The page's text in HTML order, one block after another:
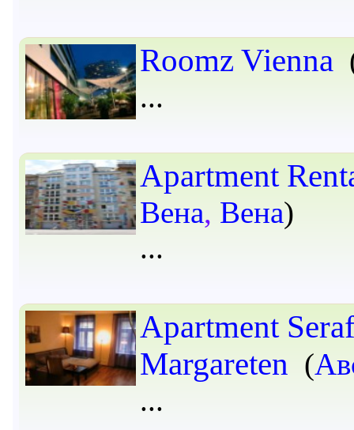
Roomz Vienna
Apartment
Вена, Вена)
Apartment
Margareten (